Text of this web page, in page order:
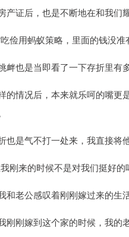
产证后，也是不断地在和我们
俭用蚂蚁策略，里面的钱没准
衅也是当即看了一下存折里有
的情况后，本来就乐呵的嘴
也是气不打一处来，我直接将
刚来的时候不是对我们挺好的
和老公感叹着刚刚嫁过来的生活
刚刚嫁到这个家的时候，我的